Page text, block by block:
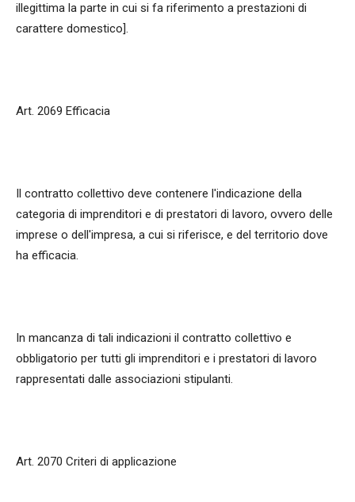
illegittima la parte in cui si fa riferimento a prestazioni di
carattere domestico].
Art. 2069 Efficacia
Il contratto collettivo deve contenere l'indicazione della
categoria di imprenditori e di prestatori di lavoro, ovvero delle
imprese o dell'impresa, a cui si riferisce, e del territorio dove
ha efficacia.
In mancanza di tali indicazioni il contratto collettivo e
obbligatorio per tutti gli imprenditori e i prestatori di lavoro
rappresentati dalle associazioni stipulanti.
Art. 2070 Criteri di applicazione